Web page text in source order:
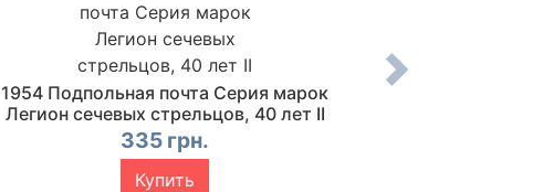
1954 Подпольная почта Серия марок
Легион сечевых стрельцов, 40 лет II
335 грн.
Купить
1968 Подпольная